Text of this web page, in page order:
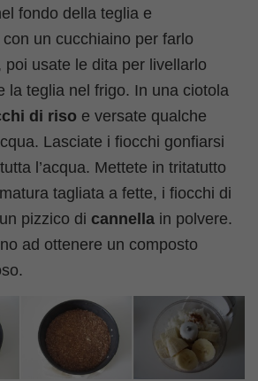
fondo della teglia e
un cucchiaino per farlo
poi usate le dita per livellarlo
la teglia nel frigo. In una ciotola
di riso e versate qualche
Lasciate i fiocchi gonfiarsi
l’acqua. Mettete in tritatutto
matura tagliata a fette, i fiocchi di
pizzico di cannella in polvere.
ad ottenere un composto